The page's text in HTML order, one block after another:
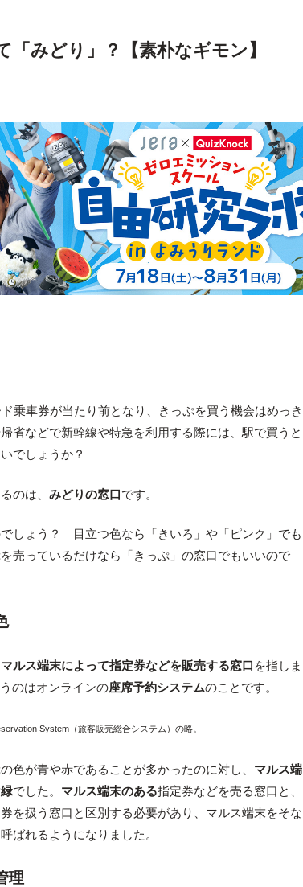
みどり」？【素朴なギモン】
乗車券が当たり前となり、きっぷを買う機会はめっき
省などで新幹線や特急を利用する際には、駅で買うと
でしょうか？
のは、みどりの窓口です。
しょう？ 目立つ色なら「きいろ」や「ピンク」でも
売っているだけなら「きっぷ」の窓口でもいいので
マルス端末によって指定券などを販売する窓口 を指しま
のはオンラインの座席予約システムのことです。
System（旅客販売総合システム）の略。
色が青や赤であることが多かったのに対し、 マルス端
でした。 マルス端末のある指定券などを売る窓口と、
を扱う窓口と区別する必要があり、マルス端末をそな
呼ばれるようになりました。
理